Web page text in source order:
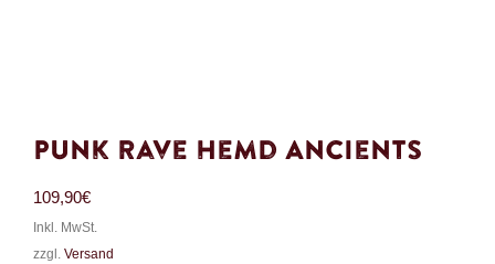
Punk Rave Hemd Ancients
109,90€
Inkl. MwSt.
zzgl. Versand